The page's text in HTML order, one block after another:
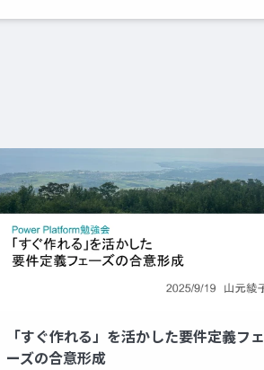
「すぐ作れる」を活かした要件定義フェ
ーズの合意形成